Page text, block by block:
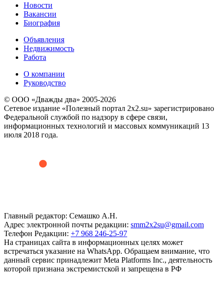
Новости
Вакансии
Биография
Объявления
Недвижимость
Работа
О компании
Руководство
© ООО «Дважды два» 2005-2026
Сетевое издание «Полезный портал 2x2.su» зарегистрировано
Федеральной службой по надзору в сфере связи,
информационных технологий и массовых коммуникаций 13
июля 2018 года.
Главный редактор: Семашко А.Н.
Адрес электронной почты редакции: smm2x2su@gmail.com
Телефон Редакции: +7 968 246-25-97
На страницах сайта в информационных целях может
встречаться указание на WhatsApp. Обращаем внимание, что
данный сервис принадлежит Meta Platforms Inc., деятельность
которой признана экстремистской и запрещена в РФ